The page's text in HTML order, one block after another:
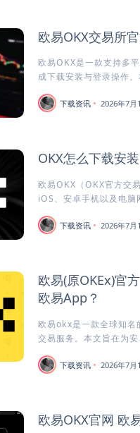
欧易OKX交易所
欧易OKX是一款支持多
成下载安装与登录操作
下载资讯 2026年7月
OKX怎么下载安装
欧易OKX（OKX官方交
iOS、安卓手机以及电脑
下载资讯 2026年7月
欧易(原OKEx)官
欧易App？
欧易okx是一款全球知名
交易服务。本文旨在为
下载资讯 2026年7月
欧易OKX官网 欧